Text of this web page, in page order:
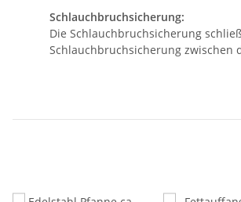
Schlauchbruchsicherung:
Die Schlauchbruchsicherung
Schlauchbruchsicherung zwischen